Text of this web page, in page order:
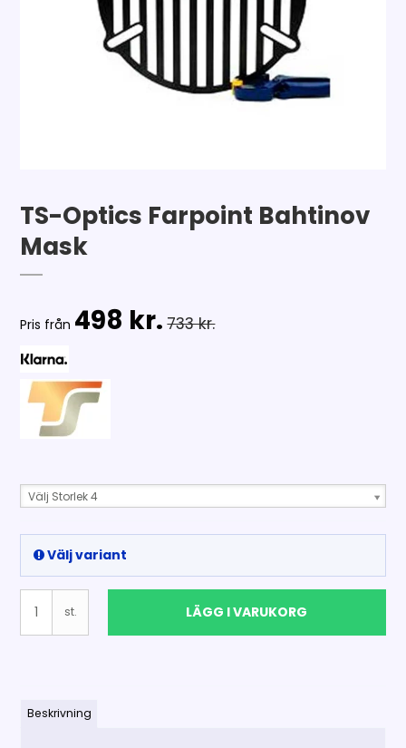
TS-Optics Farpoint Bahtinov
Mask
Pris från 498 kr. 733 kr.
Välj Storlek 4
Välj variant
st. LÄGG I VARUKORG
Beskrivning